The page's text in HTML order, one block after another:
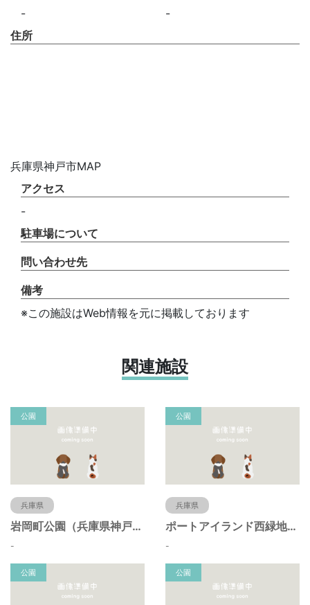
-
-
住所
兵庫県神戸市MAP
アクセス
-
駐車場について
問い合わせ先
備考
※この施設はWeb情報を元に掲載しております
関連施設
公園
兵庫県
岩岡町公園（兵庫県神戸市）
-
公園
兵庫県
ポートアイランド西緑地（兵庫県神戸市）
-
公園 公園